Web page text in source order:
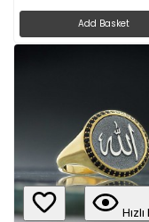
Add Basket